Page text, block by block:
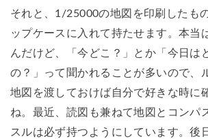
それと、1/25000の地図を印刷したも
ップケースに入れて持たせます。本当
んだけど、「今どこ？」とか「今日は
の？」って聞かれることが多いので、
地図を渡しておけば自分で好きな時に
ね。最近、読図も兼ねて地図とコンパ
スルは必ず持つようにしています。後